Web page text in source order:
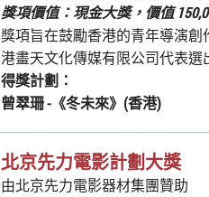
獎項價值：現金大獎，價值
獎項旨在鼓勵香港的青年導演
港畫天文化傳媒有限公司代表選
得獎計劃：
曾翠珊-《冬未來》(香港)
北京先力電影計劃大獎
由北京先力電影器材集團贊助